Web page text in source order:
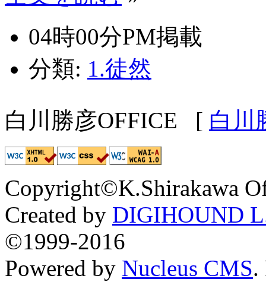
04時00分PM掲載
分類: 1.徒然
白川勝彦OFFICE [ 白川
Copyright©K.Shirakawa
Created by DIGIHOUND
©1999-2016
Powered by Nucleus CMS.